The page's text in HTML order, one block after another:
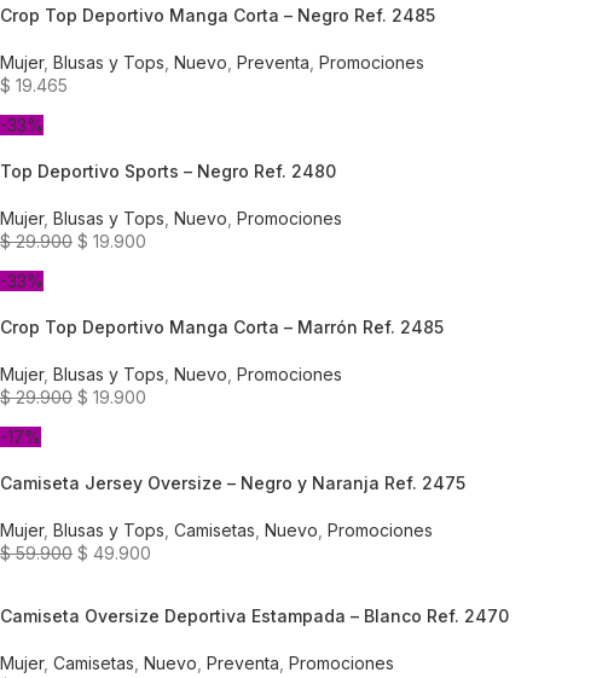
Crop Top Deportivo Manga Corta – Negro Ref. 2485
Mujer, Blusas y Tops Nuevo Preventa Promociones
$ 19.465
-33%
Top Deportivo Sports – Negro Ref. 2480
Mujer, Blusas y Tops Nuevo Promociones
$29.900 $ 19.900
-33%
Crop Top Deportivo Manga Corta – Marrón Ref. 2485
Mujer, Blusas y Tops Nuevo Promociones
$29.900 $ 19.900
-17%
Camiseta Jersey Oversize – Negro y Naranja Ref. 2475
Mujer, Blusas y Tops Camisetas Nuevo Promociones
$59.900 $ 49.900
Camiseta Oversize Deportiva Estampada – Blanco Ref. 2470
Mujer, Camisetas Nuevo Preventa Promociones